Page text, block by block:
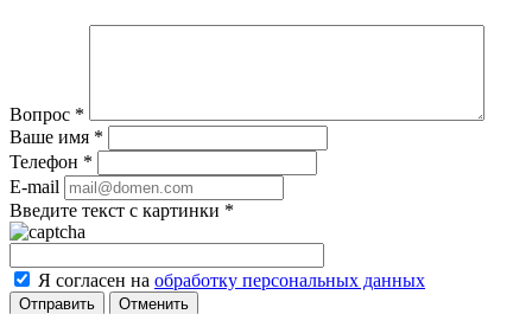
Вопрос *
Ваше имя *
Телефон *
E-mail
Введите текст с картинки *
Я согласен на обработку персональных данных
Отменить